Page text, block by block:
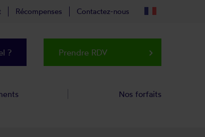
Récompenses Contactez-nous
? Prendre RDV keyboard_arrow_right
Nos forfaits